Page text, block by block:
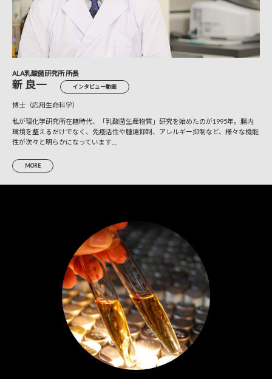
ALA乳酸菌研究所 所長
新 良一 インタビュー動画
博士（応用生命科学）
私が理化学研究所在籍時代、「乳酸菌生産物質」研究を始めたのが1995年。腸内
環境を整えるだけでなく、免疫活性や腫瘍抑制、アレルギー抑制など、様々な機能
性が次々と明らかになっています…
MORE